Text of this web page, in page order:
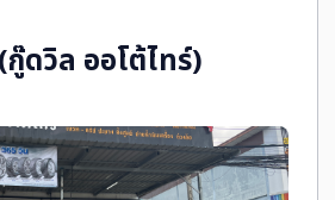
ดวิล ออโต้ไทร์)